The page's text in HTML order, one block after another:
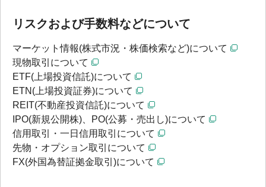
リスクおよび手数料などについて
マーケット情報(株式市況・株価検索など)について
現物取引について
ETF(上場投資信託)について
ETN(上場投資証券)について
REIT(不動産投資信託)について
IPO(新規公開株)、PO(公募・売出し)について
信用取引・一日信用取引について
先物・オプション取引について
FX(外国為替証拠金取引)について